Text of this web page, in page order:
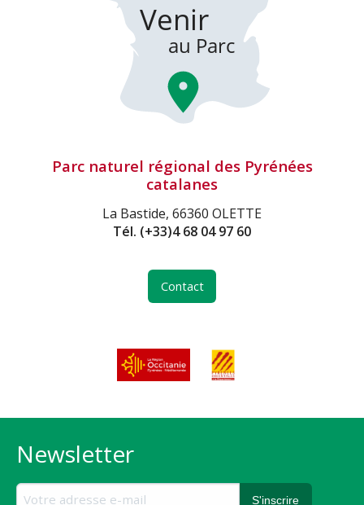
Parc naturel régional des Pyrénées
catalanes
La Bastide, 66360 OLETTE
Tél. (+33)4 68 04 97 60
Contact
Newsletter